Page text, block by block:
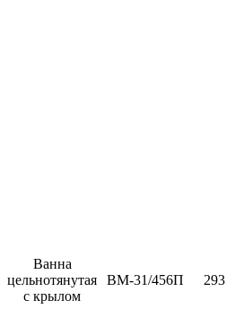
Ванна
цельнотянутая
с крылом
ВМ-31/456П 293